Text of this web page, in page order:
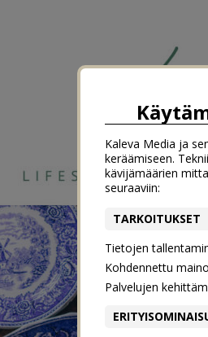
Kaleva Media ja
keräämiseen.
kävijämäärien
seuraaviin:
TARKOITUKSET
Tietojen
Kohdennettu
Palvelujen